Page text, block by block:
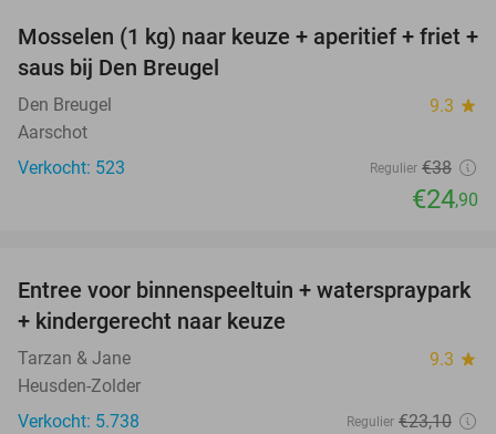
34%
Mosselen (1 kg) naar keuze + aperitief + friet +
saus bij Den Breugel
Den Breugel 9.3 star
Aarschot
Verkocht: 523
Regulier €38
€24,90
40%
Entree voor binnenspeeltuin + waterspraypark
+ kindergerecht naar keuze
Tarzan & Jane 9.3 star
Heusden-Zolder
Verkocht: 5.738
Regulier €23,10